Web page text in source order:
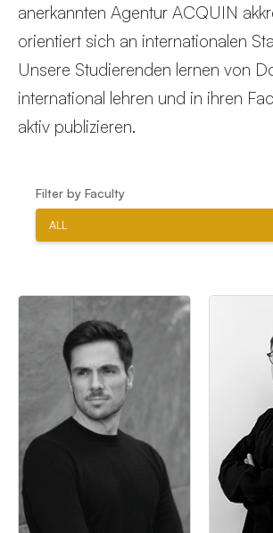
anerkannten Agentur ACQUIN
orientiert sich an internationalen
Unsere Studierenden lernen von
international lehren und in ihren
aktiv publizieren.
Filter by Faculty